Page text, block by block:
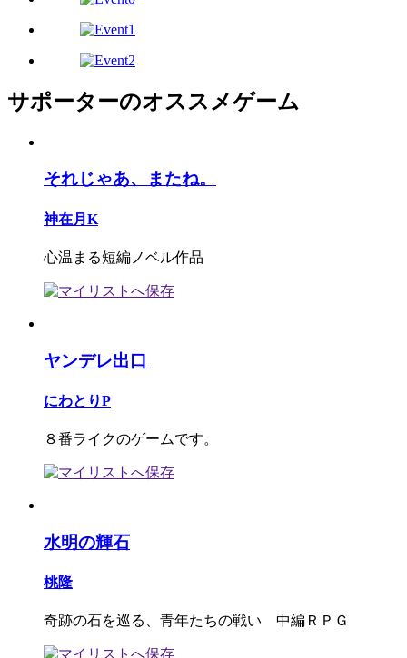
サポーターのオススメゲーム
それじゃあ、またね。
神在月K
心温まる短編ノベル作品
ヤンデレ出口
にわとりP
８番ライクのゲームです。
水明の輝石
桃隆
奇跡の石を巡る、青年たちの戦い 中編ＲＰＧ